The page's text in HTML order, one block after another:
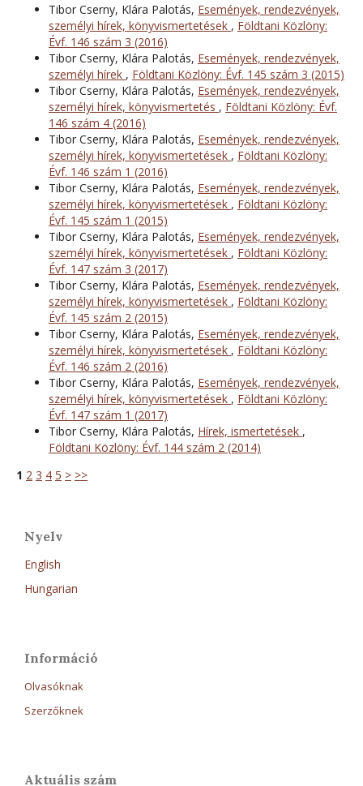
Tibor Cserny, Klára Palotás, Események, rendezvények,
személyi hírek, könyvismertetések , Földtani Közlöny:
Évf. 146 szám 3 (2016)
Tibor Cserny, Klára Palotás, Események, rendezvények,
személyi hírek , Földtani Közlöny: Évf. 145 szám 3 (2015)
Tibor Cserny, Klára Palotás, Események, rendezvények,
személyi hírek, könyvismertetés , Földtani Közlöny: Évf.
146 szám 4 (2016)
Tibor Cserny, Klára Palotás, Események, rendezvények,
személyi hírek, könyvismertetések , Földtani Közlöny:
Évf. 146 szám 1 (2016)
Tibor Cserny, Klára Palotás, Események, rendezvények,
személyi hírek, könyvismertetések , Földtani Közlöny:
Évf. 145 szám 1 (2015)
Tibor Cserny, Klára Palotás, Események, rendezvények,
személyi hírek, könyvismertetések , Földtani Közlöny:
Évf. 147 szám 3 (2017)
Tibor Cserny, Klára Palotás, Események, rendezvények,
személyi hírek, könyvismertetések , Földtani Közlöny:
Évf. 145 szám 2 (2015)
Tibor Cserny, Klára Palotás, Események, rendezvények,
személyi hírek, könyvismertetések , Földtani Közlöny:
Évf. 146 szám 2 (2016)
Tibor Cserny, Klára Palotás, Események, rendezvények,
személyi hírek, könyvismertetések , Földtani Közlöny:
Évf. 147 szám 1 (2017)
Tibor Cserny, Klára Palotás, Hírek, ismertetések ,
Földtani Közlöny: Évf. 144 szám 2 (2014)
1 2 3 4 5 > >>
Nyelv
English
Hungarian
Információ
Olvasóknak
Szerzőknek
Aktuális szám